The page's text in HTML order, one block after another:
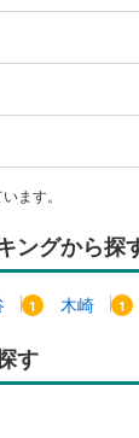
ます。
ングから探
木崎
す
オ
オ